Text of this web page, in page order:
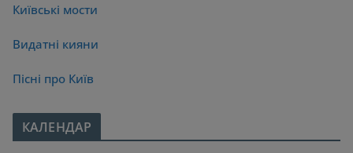
Київські мости
Видатні кияни
Пісні про Київ
КАЛЕНДАР